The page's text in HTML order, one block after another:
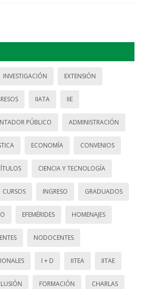
INVESTIGACIÓN EXTENSIÓN
IIATA IIE
PÚBLICO ADMINISTRACIÓN
ECONOMÍA CONVENIOS
CIENCIA Y TECNOLOGÍA
CURSOS INGRESO GRADUADOS
EFEMÉRIDES HOMENAJES
NODOCENTES
I + D IITEA IITAE
FORMACIÓN CHARLAS